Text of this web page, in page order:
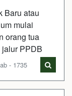
Baru atau
mulai
orang tua
PPDB
- 1735